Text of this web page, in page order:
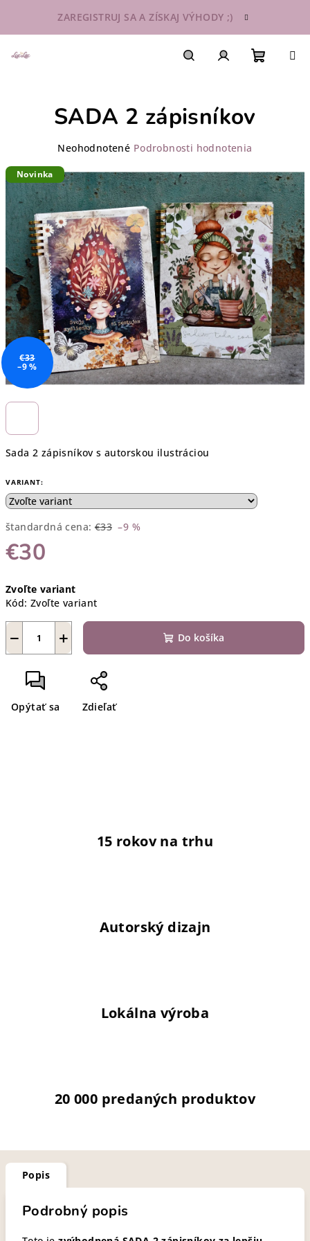
obsah
ZAREGISTRUJ SA A ZÍSKAJ VÝHODY ;)
Sada 2 zápisníkov s autorskou ilustráciou
VARIANT:
štandardná cena: €33 –9 %
€30
cena:
Zvoľte variant
Kód: Zvoľte variant
+
− Do košíka
Opýtať sa Zdieľať
SADA 2 zápisníkov
Priemerné
produktu
je
0,0
z
5
hviezdičiek.
Neohodnotené Podrobnosti hodnotenia
Novinka
€33
–9 %
15 rokov na trhu
Autorský dizajn
Lokálna výroba
20 000 predaných produktov
Popis
Podrobný popis